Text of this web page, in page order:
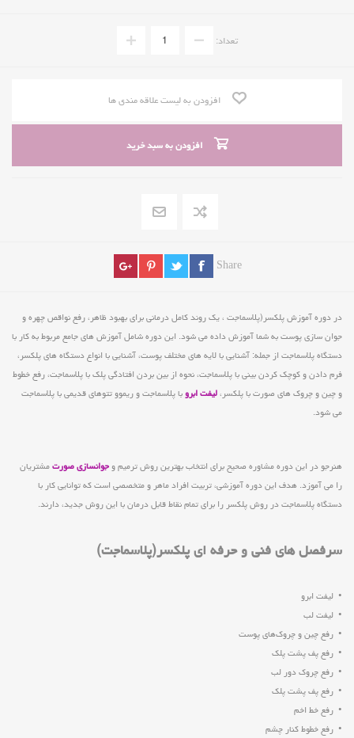
تعداد:
افزودن به لیست علاقه مندی ها
افزودن به سبد خرید
Share
در دوره آموزش پلکسر(پلاسماجت ، یک روند کامل درمانی برای بهبود ظاهر، رفع نواقص چهره و
جوان سازی پوست به شما آموزش داده می شود. این دوره شامل آموزش های جامع مربوط به کار با
دستگاه پلاسماجت از جمله: آشنایی با لایه های مختلف پوست، آشنایی با انواع دستگاه های پلکسر،
فرم دادن و کوچک کردن بینی با پلاسماجت، نحوه از بین بردن افتادگی پلک با پلاسماجت، رفع خطوط
و چین و چروک های صورت با پلکسر،لیفت ابروبا پلاسماجت و ریموو تتوهای قدیمی با پلاسماجت
می شود.
هنرجو در این دوره مشاوره صحیح برای انتخاب بهترین روش ترمیم وجوانسازی صورتمشتریان
را می آموزد. هدف این دوره آموزشی، تربیت افراد ماهر و متخصصی است که توانایی کار با
دستگاه پلاسماجت در روش پلکسر را برای تمام نقاط قابل درمان با این روش جدید، دارند.
سرفصل های فنی و حرفه ای پلکسر(پلاسماجت)
• لیفت ابرو
• لیفت لب
• رفع چین و چروک‌های پوست
• رفع پف پشت پلک
• رفع چروک دور لب
• رفع پف پشت پلک
• رفع خط اخم
• رفع خطوط کنار چشم